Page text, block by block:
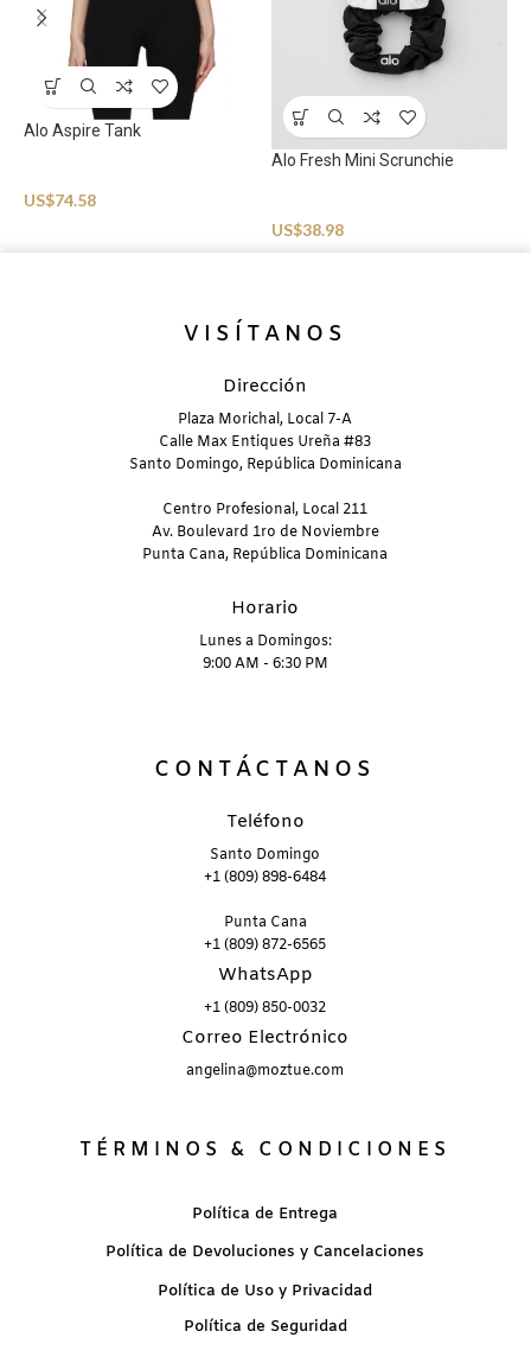
Alo Aspire Tank
US$74.58
Alo Fresh Mini Scrunchie
US$38.98
VISÍTANOS
Dirección
Plaza Morichal, Local 7-A
Calle Max Entiques Ureña #83
Santo Domingo, República Dominicana
Centro Profesional, Local 211
Av. Boulevard 1ro de Noviembre
Punta Cana, República Dominicana
Horario
Lunes a Domingos:
9:00 AM - 6:30 PM
CONTÁCTANOS
Teléfono
Santo Domingo
+1 (809) 898-6484
Punta Cana
+1 (809) 872-6565
WhatsApp
+1 (809) 850-0032
Correo Electrónico
angelina@moztue.com
TÉRMINOS & CONDICIONES
Política de Entrega
Política de Devoluciones y Cancelaciones
Política de Uso y Privacidad
Política de Seguridad